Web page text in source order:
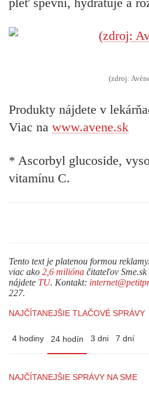
(zdroj:
Produkty nájdete v
Viac na www.avene.sk
* Ascorbyl glucoside,
vitamínu C.
Tento text je platenou formou
viac ako 2,6 milióna čitateľov
nájdete TU. Kontakt:
227.
NAJČÍTANEJŠIE TLAČOVÉ SPRÁVY
4 hodiny 24 hodín 3 dni 7 dní
NAJČÍTANEJŠIE SPRÁVY NA SME